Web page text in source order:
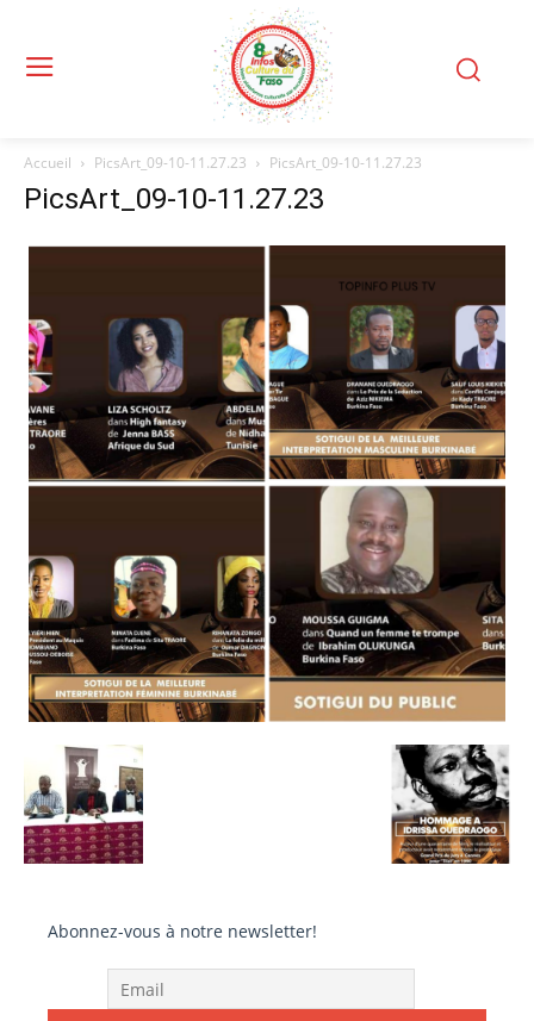
Accueil PicsArt_09-10-11.27.23 PicsArt_09-10-11.27.23
PicsArt_09-10-11.27.23
Abonnez-vous à notre newsletter!